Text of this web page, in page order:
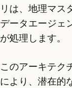
リは、地理マス
データエージェ
が処理します。
このアーキテク
により、潜在的